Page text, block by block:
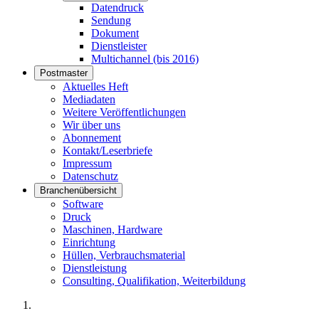
Datendruck
Sendung
Dokument
Dienstleister
Multichannel (bis 2016)
Postmaster
Aktuelles Heft
Mediadaten
Weitere Veröffentlichungen
Wir über uns
Abonnement
Kontakt/Leserbriefe
Impressum
Datenschutz
Branchenübersicht
Software
Druck
Maschinen, Hardware
Einrichtung
Hüllen, Verbrauchsmaterial
Dienstleistung
Consulting, Qualifikation, Weiterbildung